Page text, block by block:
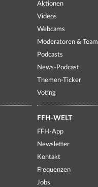
Aktionen
Videos
Webcams
Moderatoren & Team
Podcasts
News-Podcast
Themen-Ticker
Voting
FFH-WELT
FFH-App
Newsletter
Kontakt
Frequenzen
Jobs